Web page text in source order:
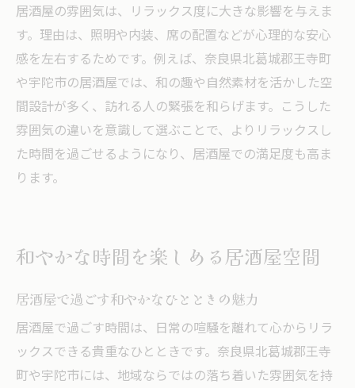
居酒屋の雰囲気は、リラックス度に大きな影響を与えま
す。理由は、照明や内装、席の配置などが心理的な安心
感を左右するためです。例えば、奈良県北葛城郡王寺町
や宇陀市の居酒屋では、和の趣や自然素材を活かした空
間設計が多く、訪れる人の緊張を和らげます。こうした
雰囲気の違いを意識して選ぶことで、よりリラックスし
た時間を過ごせるようになり、居酒屋での満足度も高ま
ります。
和やかな時間を楽しめる居酒屋空間
居酒屋で過ごす和やかなひとときの魅力
居酒屋で過ごす時間は、日常の喧騒を離れて心からリラ
ックスできる貴重なひとときです。奈良県北葛城郡王寺
町や宇陀市には、地域ならではの落ち着いた雰囲気を持